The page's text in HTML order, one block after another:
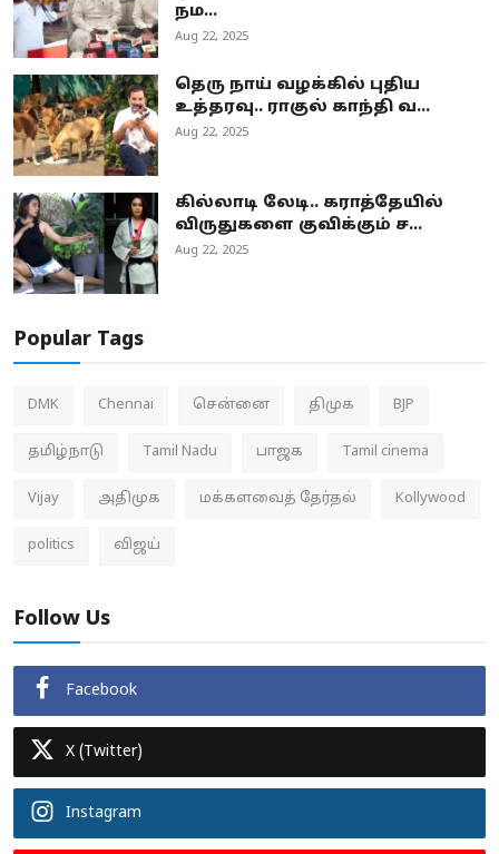
நம...
Aug 22, 2025
தெரு நாய் வழக்கில் புதிய
உத்தரவு.. ராகுல் காந்தி வ...
Aug 22, 2025
கில்லாடி லேடி.. கராத்தேயில்
விருதுகளை குவிக்கும் ச...
Aug 22, 2025
Popular Tags
DMK Chennai சென்னை திமுக BJP
தமிழ்நாடு Tamil Nadu பாஜக Tamil cinema
Vijay அதிமுக மக்களவைத் தேர்தல் Kollywood
politics விஜய்
Follow Us
Facebook
X (Twitter)
Instagram